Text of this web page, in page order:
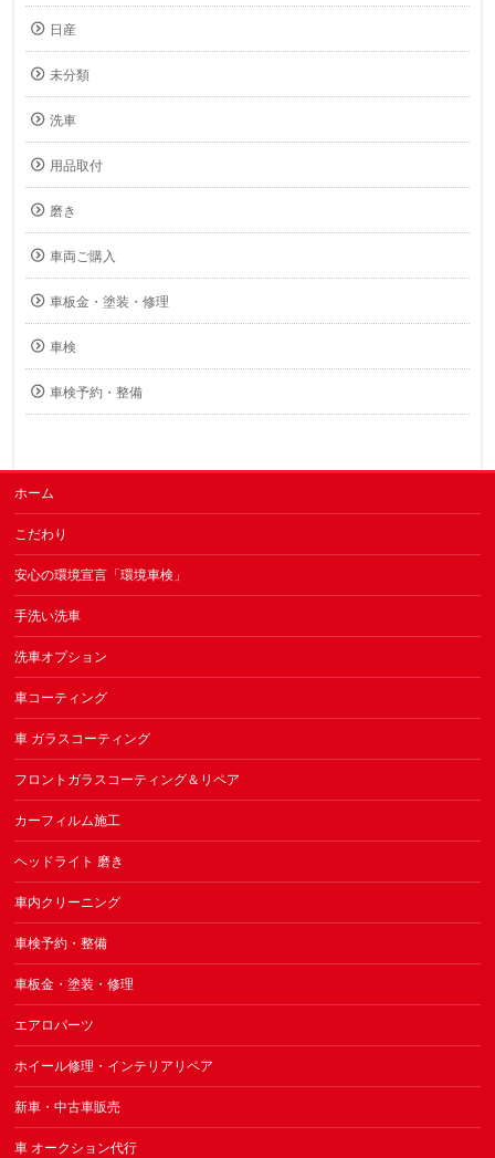
日産
未分類
洗車
用品取付
磨き
車両ご購入
車板金・塗装・修理
車検
車検予約・整備
ホーム
こだわり
安心の環境宣言「環境車検」
手洗い洗車
洗車オプション
車コーティング
車 ガラスコーティング
フロントガラスコーティング＆リペア
カーフィルム施工
ヘッドライト 磨き
車内クリーニング
車検予約・整備
車板金・塗装・修理
エアロパーツ
ホイール修理・インテリアリペア
新車・中古車販売
車 オークション代行